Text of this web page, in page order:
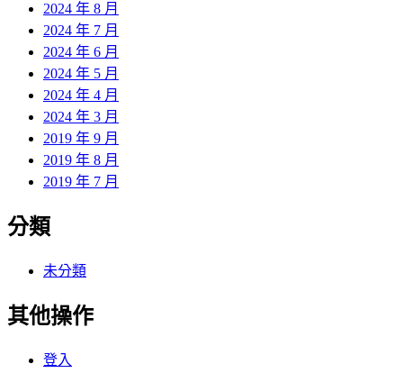
2024 年 8 月
2024 年 7 月
2024 年 6 月
2024 年 5 月
2024 年 4 月
2024 年 3 月
2019 年 9 月
2019 年 8 月
2019 年 7 月
分類
未分類
其他操作
登入